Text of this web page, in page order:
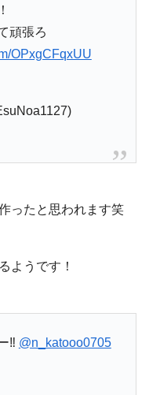
頑張ろ
OPxgCFqxUU
ったと思われます笑
ようです！
‼️ @n_katooo0705